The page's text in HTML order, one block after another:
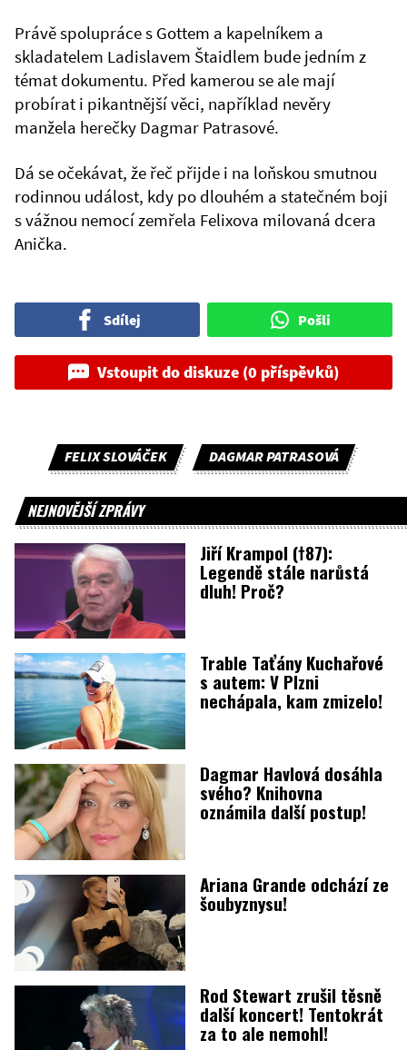
Právě spolupráce s Gottem a kapelníkem a
skladatelem Ladislavem Štaidlem bude jedním z
témat dokumentu. Před kamerou se ale mají
probírat i pikantnější věci, například nevěry
manžela herečky Dagmar Patrasové.
Dá se očekávat, že řeč přijde i na loňskou smutnou
rodinnou událost, kdy po dlouhém a statečném boji
s vážnou nemocí zemřela Felixova milovaná dcera
Anička.
Sdílej Pošli
Vstoupit do diskuze (0 příspěvků)
FELIX SLOVÁČEK DAGMAR PATRASOVÁ
NEJNOVĚJŠÍ ZPRÁVY
Jiří Krampol (†87):
Legendě stále narůstá
dluh! Proč?
Trable Taťány Kuchařové
s autem: V Plzni
nechápala, kam zmizelo!
Dagmar Havlová dosáhla
svého? Knihovna
oznámila další postup!
Ariana Grande odchází ze
šoubyznysu!
Rod Stewart zrušil těsně
další koncert! Tentokrát
za to ale nemohl!